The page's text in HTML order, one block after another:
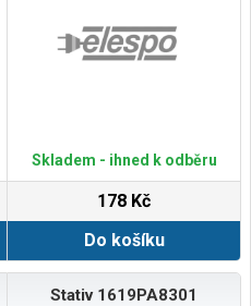
Skladem - ihned k odběru
178 Kč
Do košíku
Stativ 1619PA8301